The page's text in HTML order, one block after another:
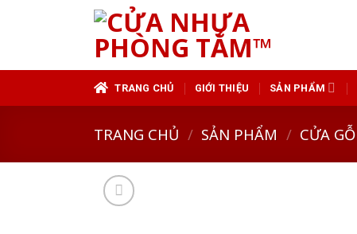
TRANG CHỦ GIỚI THIỆU SẢN PHẨM
TRANG CHỦ / SẢN PHẨM / CỬA GỖ